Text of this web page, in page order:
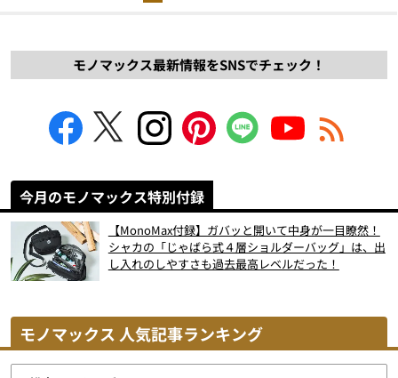
モノマックス最新情報をSNSでチェック！
今月のモノマックス特別付録
【MonoMax付録】ガバッと開いて中身が一目瞭然！
シャカの「じゃばら式４層ショルダーバッグ」は、出
し入れのしやすさも過去最高レベルだった！
モノマックス 人気記事ランキング